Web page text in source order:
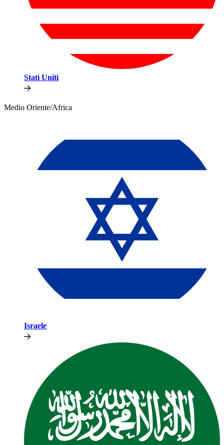
Stati Uniti​​
Medio Oriente/Africa​​
Israele​​